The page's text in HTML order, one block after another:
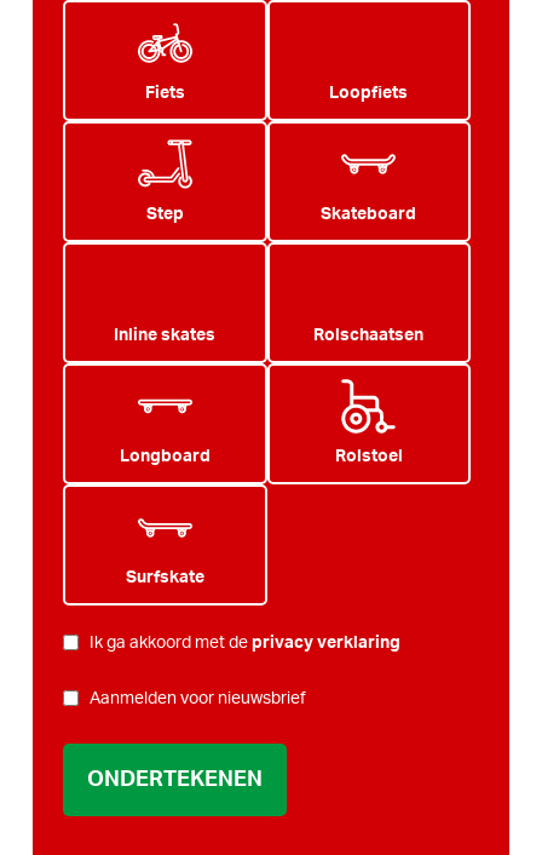
Fiets Loopfiets
Step Skateboard
Inline skates Rolschaatsen
Longboard Rolstoel
Surfskate
PRIVACYIk ga akkoord met de privacy verklaring
NIEUWSBRIEF
Aanmelden voor nieuwsbrief